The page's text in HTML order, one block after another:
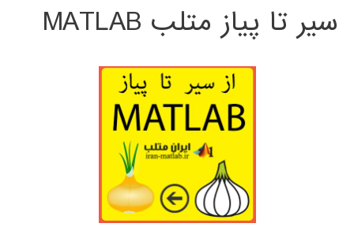
سیر تا پیاز متلب MATLAB